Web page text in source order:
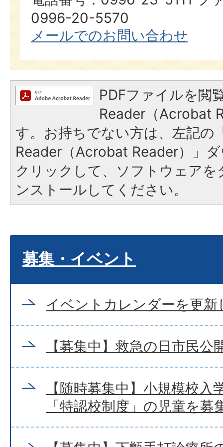
0996-20-5570
メールでのお問い合わせ
PDFファイルを閲
Reader（Acrobat
す。お持ちでない方は、左記の
Reader（Acrobat Reader）」
クリックして、ソフトウェア
ンストールしてください。
募集・イベント
イベントカレンダーを更新
【募集中】救急の日市民
【随時募集中】小規模校入
「特認校制度」の児童を募